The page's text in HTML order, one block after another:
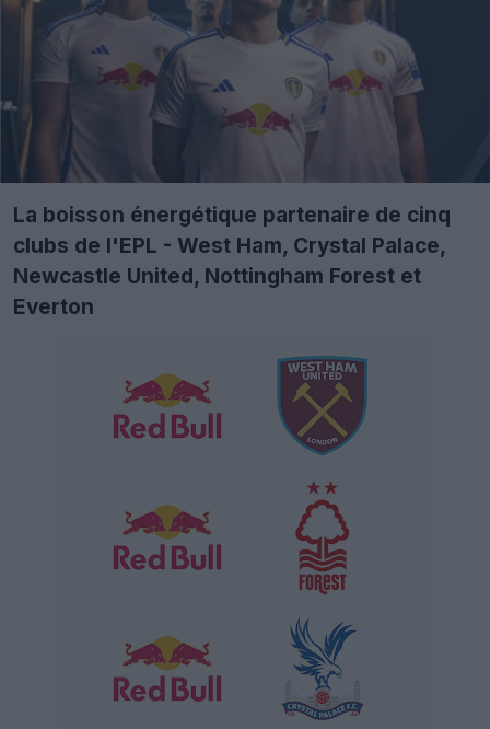
La boisson énergétique partenaire de cinq
clubs de l'EPL - West Ham, Crystal Palace,
Newcastle United, Nottingham Forest et
Everton